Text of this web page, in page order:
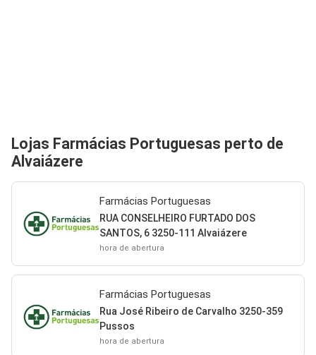
Lojas Farmácias Portuguesas perto de
Alvaiázere
Farmácias Portuguesas
RUA CONSELHEIRO FURTADO DOS
SANTOS, 6 3250-111 Alvaiázere
hora de abertura
Farmácias Portuguesas
Rua José Ribeiro de Carvalho 3250-359
Pussos
hora de abertura